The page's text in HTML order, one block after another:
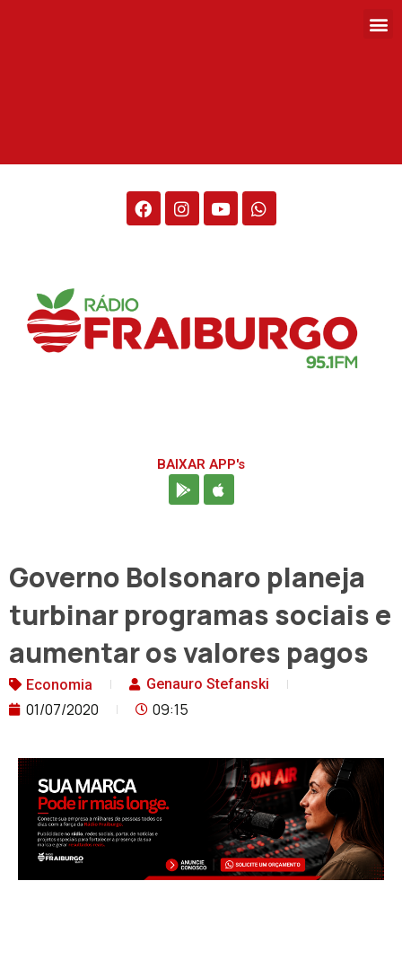
BAIXAR APP's
Governo Bolsonaro planeja
turbinar programas sociais e
aumentar os valores pagos
Economia Genauro Stefanski
01/07/2020 09:15